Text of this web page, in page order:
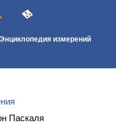
Энциклопедия измерений
Паскаля